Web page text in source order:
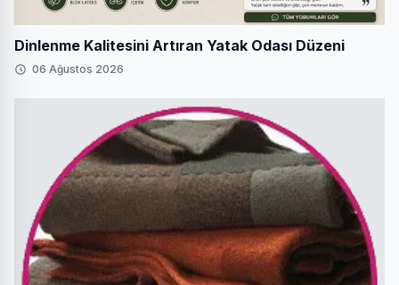
Dinlenme Kalitesini Artıran Yatak Odası Düzeni
06 Ağustos 2026